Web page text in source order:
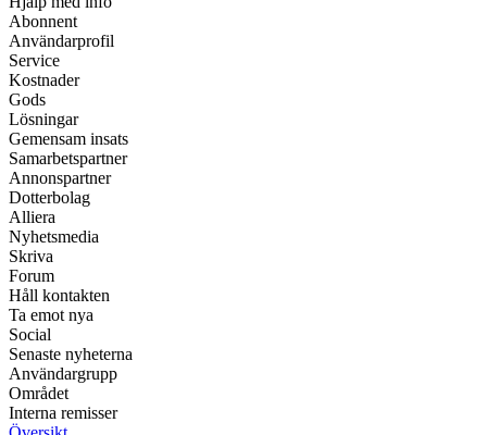
Abonnent
Användarprofil
Service
Kostnader
Gods
Lösningar
Gemensam insats
Samarbetspartner
Annonspartner
Dotterbolag
Alliera
Nyhetsmedia
Skriva
Forum
Håll kontakten
Ta emot nya
Social
Senaste nyheterna
Användargrupp
Området
Interna remisser